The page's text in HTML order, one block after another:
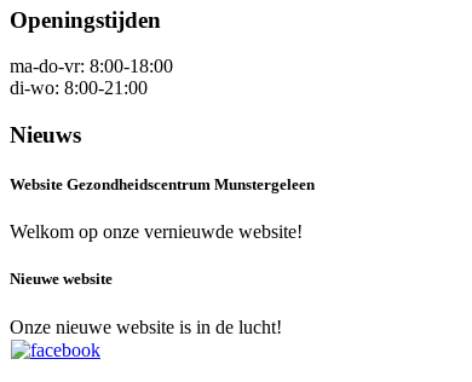
Openingstijden
ma-do-vr: 8:00-18:00
di-wo: 8:00-21:00
Nieuws
Website Gezondheidscentrum Munstergeleen
Welkom op onze vernieuwde website!
Nieuwe website
Onze nieuwe website is in de lucht!